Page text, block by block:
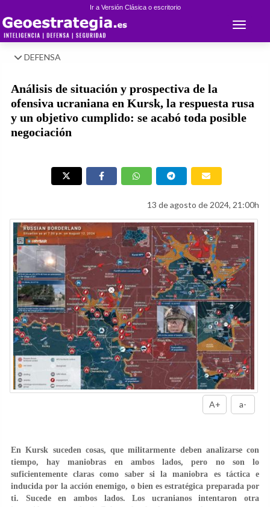
Ir a Versión Clásica o escritorio
Toggle
DEFENSA
Análisis de situación y prospectiva de la
ofensiva ucraniana en Kursk, la respuesta rusa
y un objetivo cumplido: se acabó toda posible
negociación
13 de agosto de 2024, 21:00h
A+ a-
En Kursk suceden cosas, que militarmente deben analizarse con
tiempo, hay maniobras en ambos lados, pero no son lo
suficientemente claras como saber si la maniobra es táctica e
inducida por la acción enemigo, o bien es estratégica preparada por
ti. Sucede en ambos lados. Los ucranianos intentaron otra